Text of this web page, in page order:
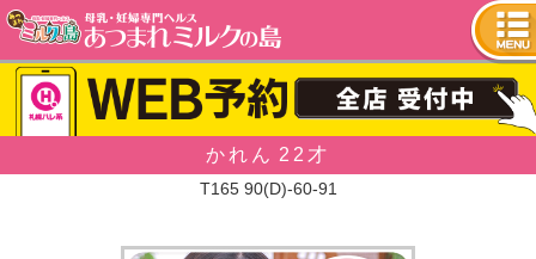
かれん 22才
T165 90(D)-60-91